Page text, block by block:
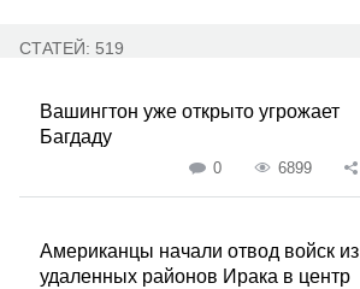
СТАТЕЙ: 519
Вашингтон уже открыто угрожает
Багдаду
0 6899
Американцы начали отвод войск из
удаленных районов Ирака в центр